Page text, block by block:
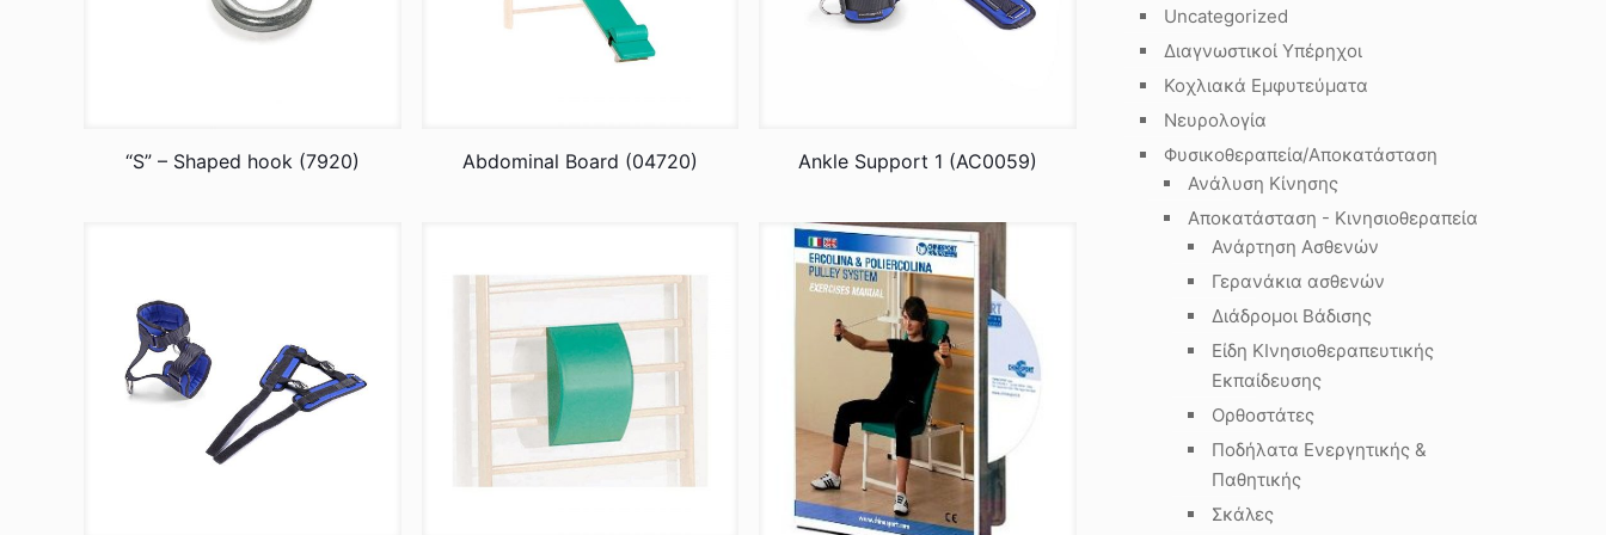
“S” – Shaped hook (7920) Abdominal Board (04720) Ankle Support 1 (AC0059)
Uncategorized
Διαγνωστικοί Υπέρηχοι
Κοχλιακά Εμφυτεύματα
Νευρολογία
Φυσικοθεραπεία/Αποκατάσταση
Ανάλυση Κίνησης
Αποκατάσταση - Κινησιοθεραπεία
Ανάρτηση Ασθενών
Γερανάκια ασθενών
Διάδρομοι Βάδισης
Είδη ΚΙνησιοθεραπευτικής
Εκπαίδευσης
Ορθοστάτες
Ποδήλατα Ενεργητικής &
Παθητικής
Σκάλες